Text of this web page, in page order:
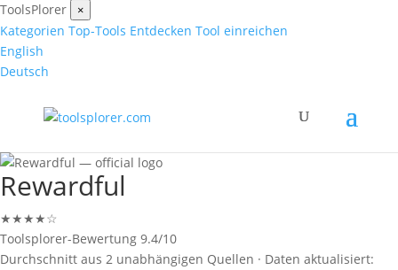
ToolsPlorer ×
Kategorien Top-Tools Entdecken Tool einreichen
English
Deutsch
Rewardful
★★★★☆
Toolsplorer-Bewertung 9.4/10
Durchschnitt aus 2 unabhängigen Quellen · Daten aktualisiert: